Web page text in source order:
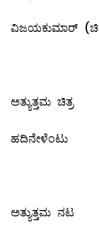
ವಿಜಯಕುಮಾರ್
ಅತ್ಯುತ್ತಮ ಚಿತ್ರ
ಹದಿನೇಳೆಂಟು
ಅತ್ಯುತ್ತಮ ನಟ